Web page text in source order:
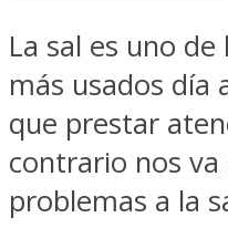
La sal es uno
más usados día
que prestar
contrario nos
problemas a la